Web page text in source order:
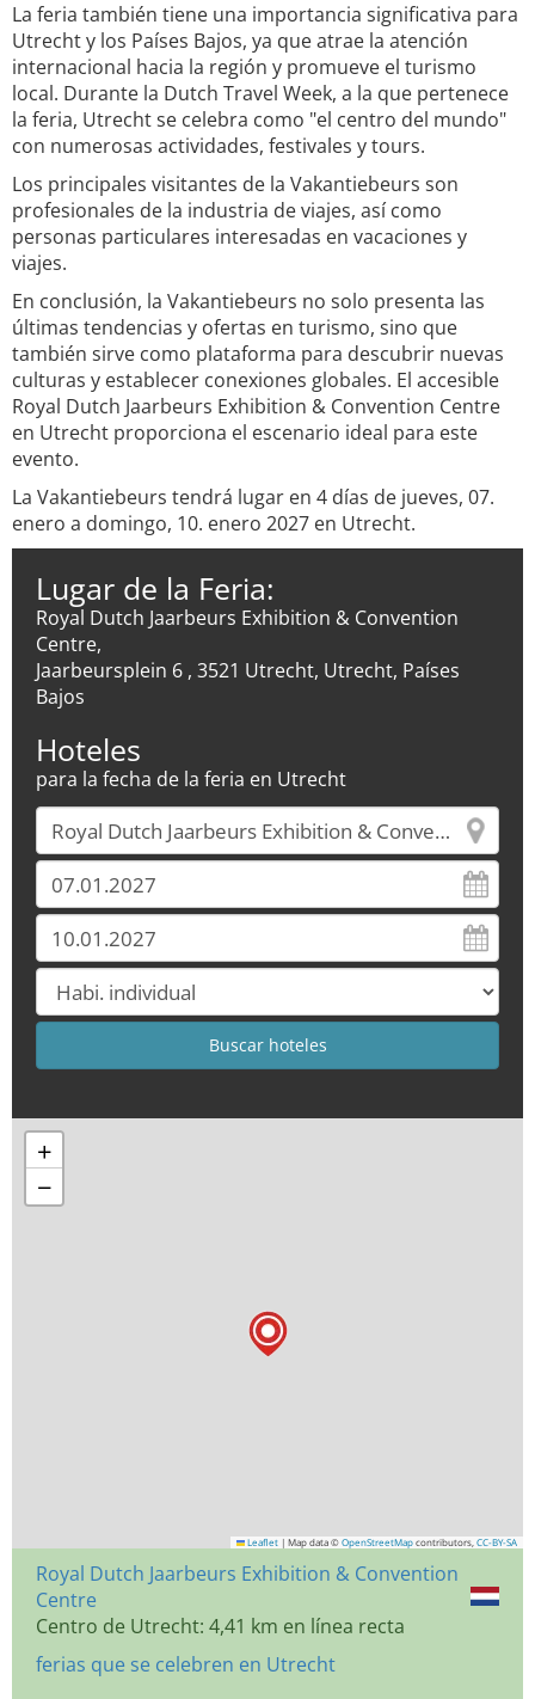
La feria también tiene una importancia significativa para
Utrecht y los Países Bajos, ya que atrae la atención
internacional hacia la región y promueve el turismo
local. Durante la Dutch Travel Week, a la que pertenece
la feria, Utrecht se celebra como "el centro del mundo"
con numerosas actividades, festivales y tours.
Los principales visitantes de la Vakantiebeurs son
profesionales de la industria de viajes, así como
personas particulares interesadas en vacaciones y
viajes.
En conclusión, la Vakantiebeurs no solo presenta las
últimas tendencias y ofertas en turismo, sino que
también sirve como plataforma para descubrir nuevas
culturas y establecer conexiones globales. El accesible
Royal Dutch Jaarbeurs Exhibition & Convention Centre
en Utrecht proporciona el escenario ideal para este
evento.
La Vakantiebeurs tendrá lugar en 4 días de jueves, 07.
enero a domingo, 10. enero 2027 en Utrecht.
Lugar de la Feria:
Royal Dutch Jaarbeurs Exhibition & Convention
Centre,
Jaarbeursplein 6 , 3521 Utrecht, Utrecht, Países
Bajos
Hoteles
para la fecha de la feria en Utrecht
+
−
Leaflet | Map data © OpenStreetMap contributors, CC-BY-SA
Royal Dutch Jaarbeurs Exhibition & Convention
Centre
Centro de Utrecht: 4,41 km en línea recta
ferias que se celebren en Utrecht